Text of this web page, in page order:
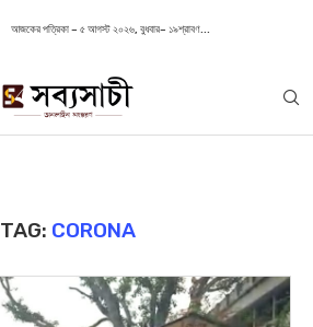
আজকের পত্রিকা – ৫ আগস্ট ২০২৬, বুধবার– ১৯শ্রাবণ...
TAG: CORONA